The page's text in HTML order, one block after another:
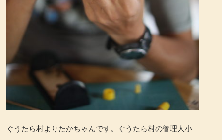
ぐうたら村よりたかちゃんです。ぐうたら村の管理人小